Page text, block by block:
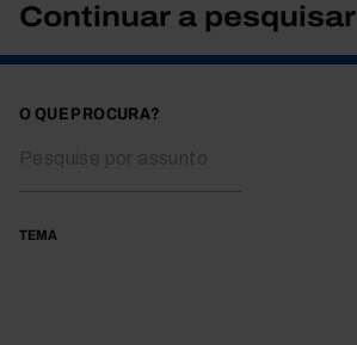
Continuar a pesquisar
O QUE PROCURA?
TEMA